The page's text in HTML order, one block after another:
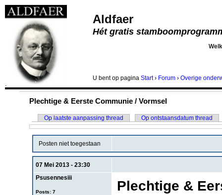
Aldfaer
Hét gratis
U bentop pagina Start› Forum › Overige
.
Plechtige & Eerste Communie / Vormsel
Op laatste aanpassing thread Op ontstaansdatum thread
Posten niet toegestaan
07 Mei 2013 - 23:30
Psusennesiii
Posts: 7
Plechtige &